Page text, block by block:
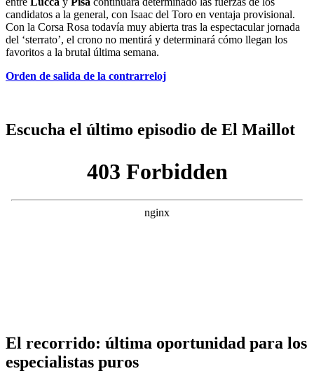
candidatos a la general, con Isaac del Toro en ventaja provisional.
Con la Corsa Rosa todavía muy abierta tras la espectacular jornada
del ‘sterrato’, el crono no mentirá y determinará cómo llegan los
favoritos a la brutal última semana.
Orden de salida de la contrarreloj
Escucha el último episodio de El Maillot
El recorrido: última oportunidad para los
especialistas puros